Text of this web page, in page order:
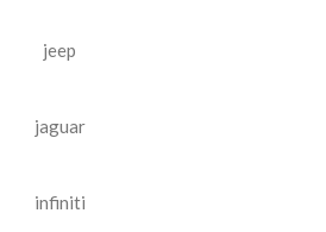
jeep
jaguar
infiniti